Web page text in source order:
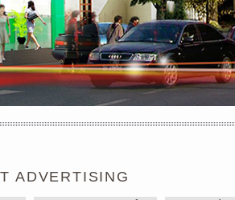
ADVERTISING
DỊCH VỤ THIẾT KẾ VÀ